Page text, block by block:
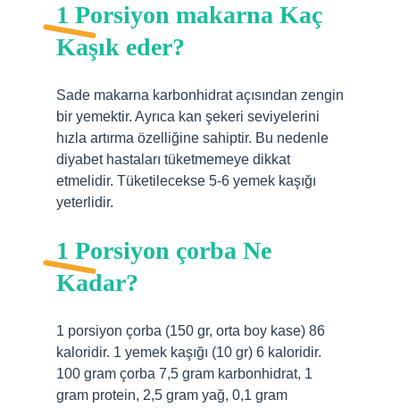
1 Porsiyon makarna Kaç
Kaşık eder?
Sade makarna karbonhidrat açısından zengin
bir yemektir. Ayrıca kan şekeri seviyelerini
hızla artırma özelliğine sahiptir. Bu nedenle
diyabet hastaları tüketmemeye dikkat
etmelidir. Tüketilecekse 5-6 yemek kaşığı
yeterlidir.
1 Porsiyon çorba Ne
Kadar?
1 porsiyon çorba (150 gr, orta boy kase) 86
kaloridir. 1 yemek kaşığı (10 gr) 6 kaloridir.
100 gram çorba 7,5 gram karbonhidrat, 1
gram protein, 2,5 gram yağ, 0,1 gram